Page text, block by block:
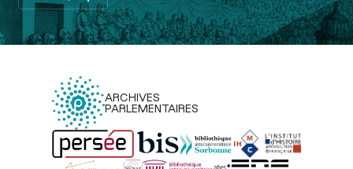
ARCHIVES
PARLEMENTAIRES